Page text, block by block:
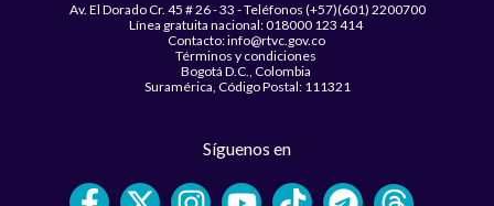
Av. El Dorado Cr. 45 # 26 - 33 - Teléfonos (+57)(601) 2200700
Línea gratuita nacional: 018000 123 414
Contacto: info@rtvc.gov.co
Términos y condiciones
Bogotá D.C., Colombia
Suramérica, Código Postal: 111321
Síguenos en